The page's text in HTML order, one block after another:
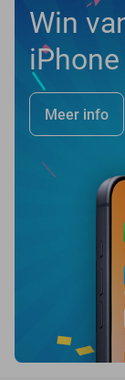
Win
Meer info